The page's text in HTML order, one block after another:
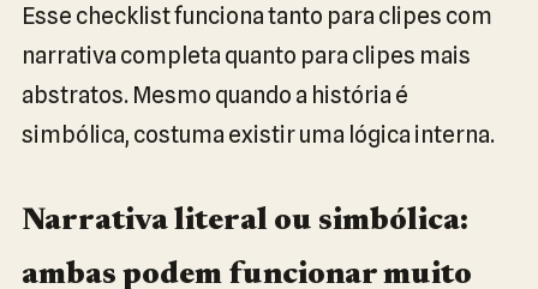
Esse checklist funciona tanto para clipes com
narrativa completa quanto para clipes mais
abstratos. Mesmo quando a história é
simbólica, costuma existir uma lógica interna.
Narrativa literal ou simbólica:
ambas podem funcionar muito